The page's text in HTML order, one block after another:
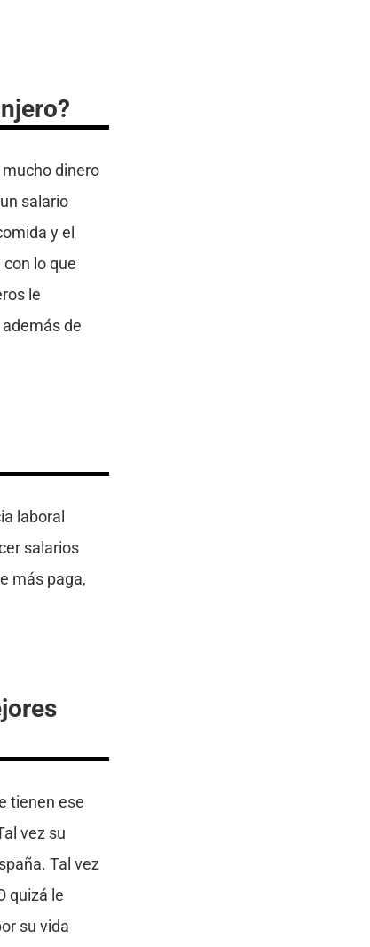
dinero
salario
y el
lo que
le
de
laboral
salarios
más paga,
tienen ese
vez su
Tal vez
quizá le
su vida